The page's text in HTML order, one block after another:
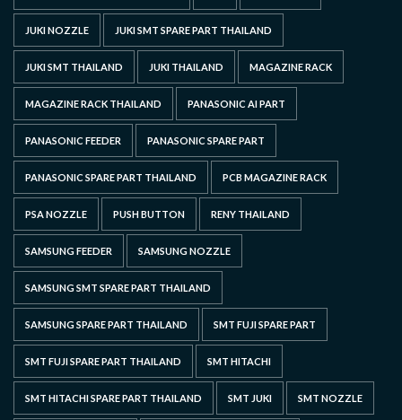
JUKI NOZZLE JUKI SMT SPARE PART THAILAND
JUKI SMT THAILAND JUKI THAILAND MAGAZINE RACK
MAGAZINE RACK THAILAND PANASONIC AI PART
PANASONIC FEEDER PANASONIC SPARE PART
PANASONIC SPARE PART THAILAND PCB MAGAZINE RACK
PSA NOZZLE PUSH BUTTON RENY THAILAND
SAMSUNG FEEDER SAMSUNG NOZZLE
SAMSUNG SMT SPARE PART THAILAND
SAMSUNG SPARE PART THAILAND SMT FUJI SPARE PART
SMT FUJI SPARE PART THAILAND SMT HITACHI
SMT HITACHI SPARE PART THAILAND SMT JUKI SMT NOZZLE